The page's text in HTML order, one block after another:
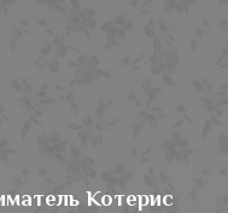
Котерис